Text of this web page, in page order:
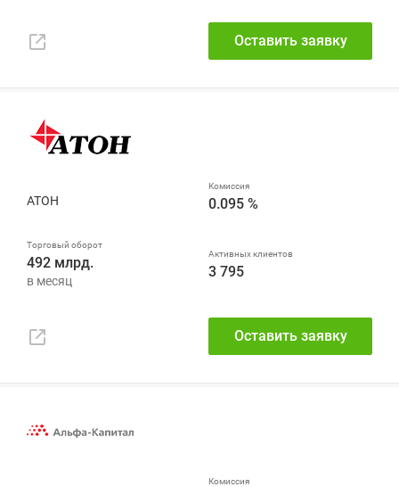
Оставить заявку
АТОН 0.095 %
492 млрд.
3 795
Оставить заявку